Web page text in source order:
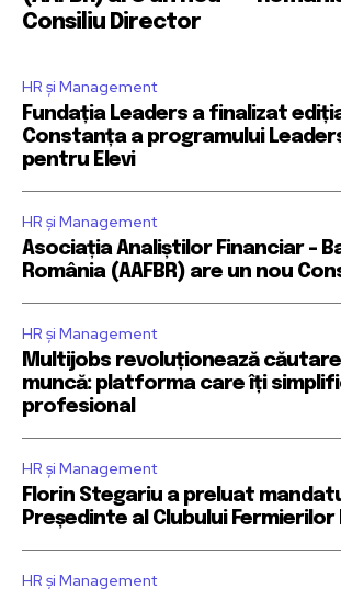
Consiliu Director
HR și Management
Fundația Leaders a finalizat
Constanța a programului
pentru Elevi
HR și Management
Asociația Analiștilor Financiar –
România (AAFBR) are un nou
HR și Management
Multijobs revoluționează
muncă: platforma care îți
profesional
HR și Management
Florin Stegariu a preluat
Președinte al Clubului Fermierilor
HR și Management